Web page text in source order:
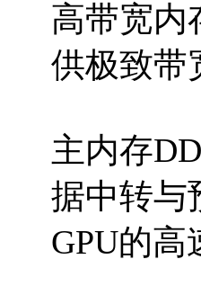
高带宽内
供极致带
主内存
据中转与
GPU的高